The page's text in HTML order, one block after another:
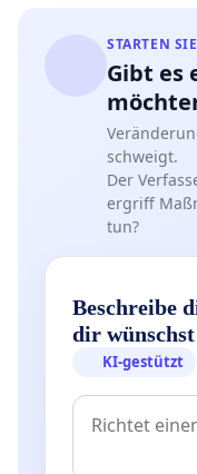
STARTEN
Gibt es
schweigt.
Der
ergriff
tun?
Beschreibe
dir wünschst
KI-gestützt